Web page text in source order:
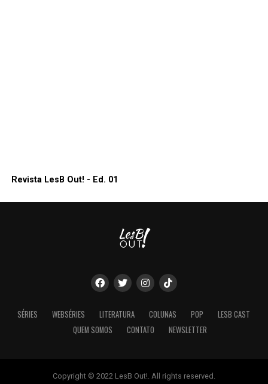
Revista LesB Out! - Ed. 01
SÉRIES WEBSÉRIES LITERATURA COLUNAS POP
LESB CAST
QUEM SOMOS
CONTATO NEWSLETTER
Copyright © 2022 LesB Out!. All rights reserved.